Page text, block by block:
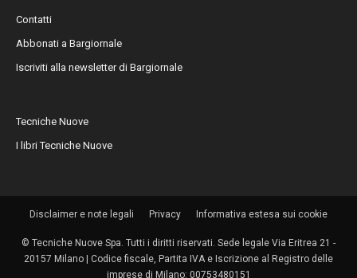
Contatti
Abbonati a Bargiornale
Iscriviti alla newsletter di Bargiornale
Tecniche Nuove
I libri Tecniche Nuove
Disclaimer e note legali Privacy Informativa estesa sui cookie
© Tecniche Nuove Spa. Tutti i diritti riservati. Sede legale Via Eritrea 21 -
20157 Milano | Codice fiscale, Partita IVA e Iscrizione al Registro delle
imprese di Milano: 00753480151